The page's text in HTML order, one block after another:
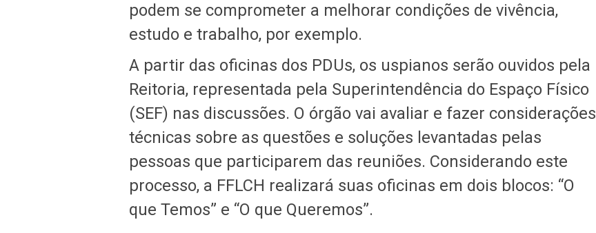
podem se comprometer a melhorar condições de vivência,
estudo e trabalho, por exemplo.
A partir das oficinas dos PDUs, os uspianos serão ouvidos pela
Reitoria, representada pela Superintendência do Espaço Físico
(SEF) nas discussões. O órgão vai avaliar e fazer considerações
técnicas sobre as questões e soluções levantadas pelas
pessoas que participarem das reuniões. Considerando este
processo, a FFLCH realizará suas oficinas em dois blocos: “O
que Temos” e “O que Queremos”.